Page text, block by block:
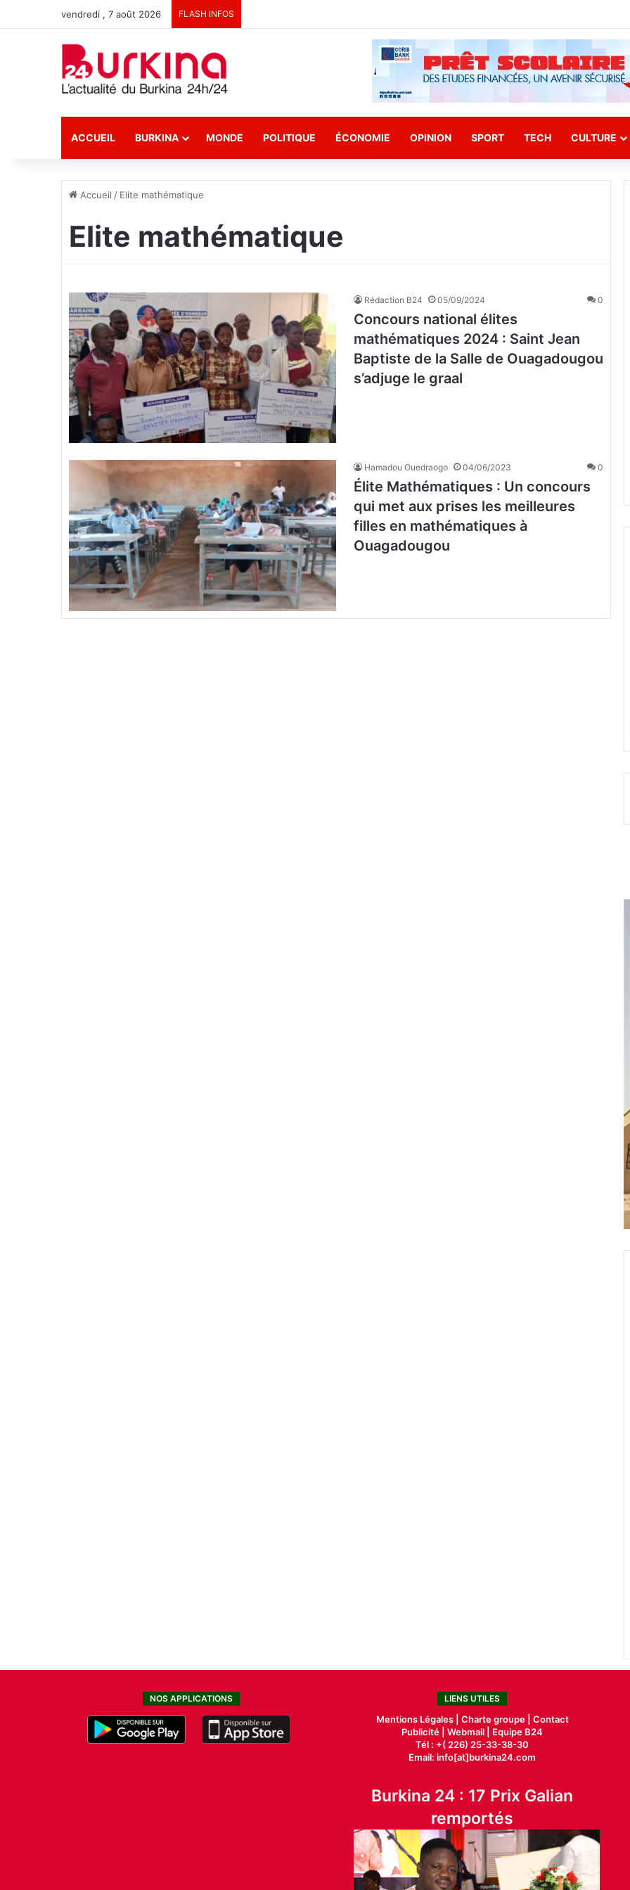
vendredi , 7 août 2026 FLASH INFOS
ACCUEIL BURKINA MONDE POLITIQUE ÉCONOMIE OPINION SPORT TECH CULTURE
Accueil / Elite mathématique
Elite mathématique
Rédaction B24 05/09/2024 0
Concours national élites
mathématiques 2024 : Saint Jean
Baptiste de la Salle de Ouagadougou
s’adjuge le graal
Hamadou Ouedraogo 04/06/2023 0
Élite Mathématiques : Un concours
qui met aux prises les meilleures
filles en mathématiques à
Ouagadougou
NOS APPLICATIONS LIENS UTILES
Mentions Légales | Charte groupe | Contact
Publicité |Webmail |
Equipe B24
Tél : +( 226) 25-33-38-30
Email: info[at]burkina24.com
Burkina 24 : 17 Prix Galian
remportés